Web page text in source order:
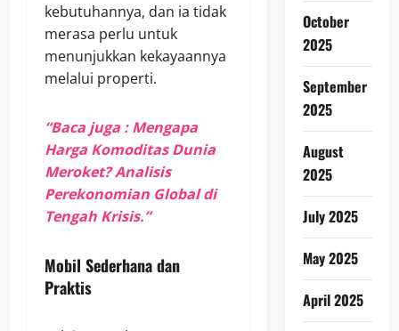
kebutuhannya, dan ia tidak
merasa perlu untuk
menunjukkan kekayaannya
melalui properti.
“Baca juga : Mengapa
Harga Komoditas Dunia
Meroket? Analisis
Perekonomian Global di
Tengah Krisis.”
Mobil Sederhana dan
Praktis
October
2025
September
2025
August
2025
July 2025
May 2025
April 2025